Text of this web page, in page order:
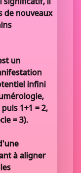
de nouveaux
un
infini
1+1 = 2,
= 3).
à aligner